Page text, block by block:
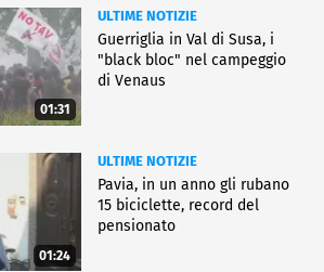
01:31
ULTIME NOTIZIE
Guerriglia in Val di Susa, i
"black bloc" nel campeggio
di Venaus
01:24
ULTIME NOTIZIE
Pavia, in un anno gli rubano
15 biciclette, record del
pensionato